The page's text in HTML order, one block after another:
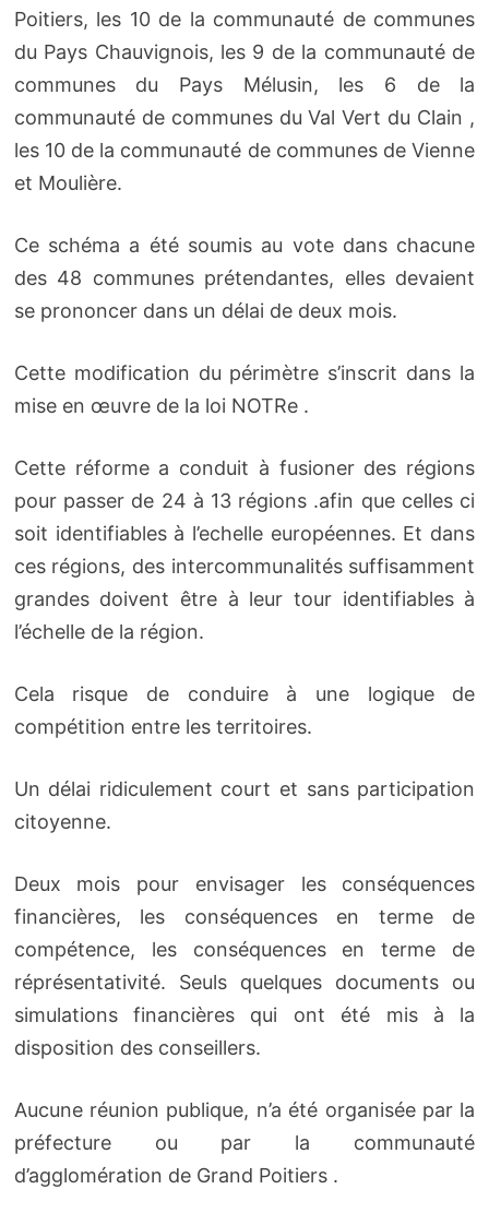
Poitiers, les 10 de la communauté de communes
du Pays Chauvignois, les 9 de la communauté de
communes du Pays Mélusin, les 6 de la
communauté de communes du Val Vert du Clain ,
les 10 de la communauté de communes de Vienne
et Moulière.
Ce schéma a été soumis au vote dans chacune
des 48 communes prétendantes, elles devaient
se prononcer dans un délai de deux mois.
Cette modification du périmètre s’inscrit dans la
mise en œuvre de la loi NOTRe .
Cette réforme a conduit à fusioner des régions
pour passer de 24 à 13 régions .afin que celles ci
soit identifiables à l’echelle européennes. Et dans
ces régions, des intercommunalités suffisamment
grandes doivent être à leur tour identifiables à
l’échelle de la région.
Cela risque de conduire à une logique de
compétition entre les territoires.
Un délai ridiculement court et sans participation
citoyenne.
Deux mois pour envisager les conséquences
financières, les conséquences en terme de
compétence, les conséquences en terme de
réprésentativité. Seuls quelques documents ou
simulations financières qui ont été mis à la
disposition des conseillers.
Aucune réunion publique, n’a été organisée par la
préfecture ou par la communauté
d’agglomération de Grand Poitiers .